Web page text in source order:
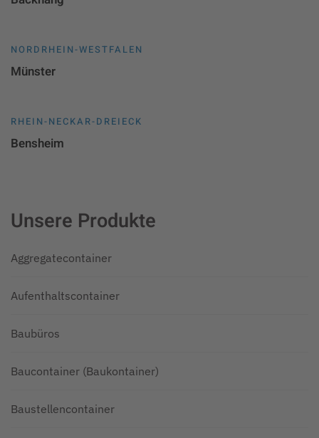
NORDRHEIN-WESTFALEN
Münster
RHEIN-NECKAR-DREIECK
Bensheim
Unsere Produkte
Aggregatecontainer
Aufenthaltscontainer
Baubüros
Baucontainer (Baukontainer)
Baustellencontainer